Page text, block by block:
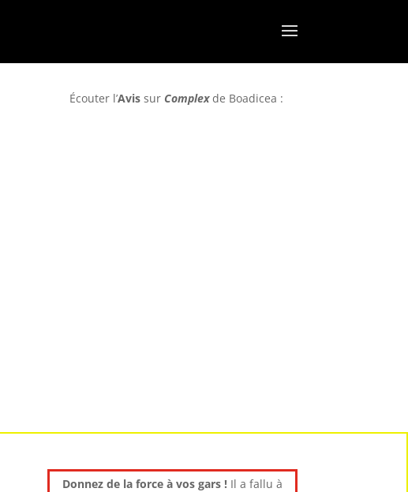
Écouter l’Avis sur Complexde Boadicea :
Donnez de la force à vos gars ! Il a fallu à